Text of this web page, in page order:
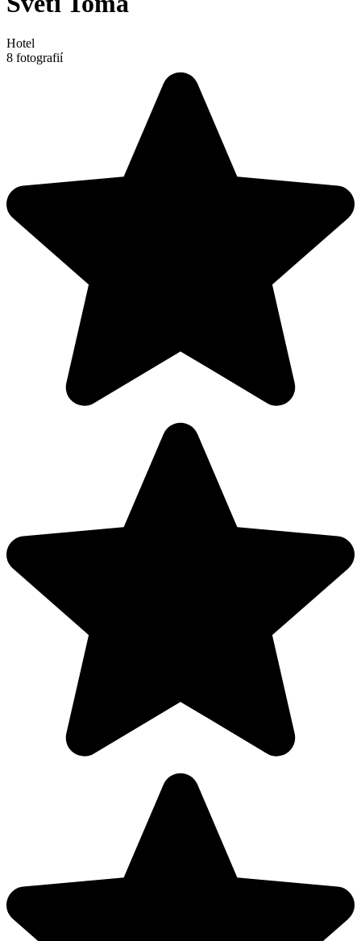
Hotel
8 fotografií